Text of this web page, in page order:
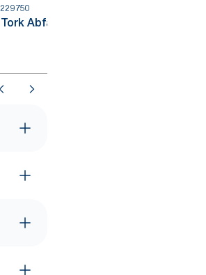
229750
Tork Abfalleimer